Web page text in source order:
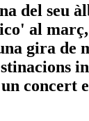
del seu
al
gira de
concert